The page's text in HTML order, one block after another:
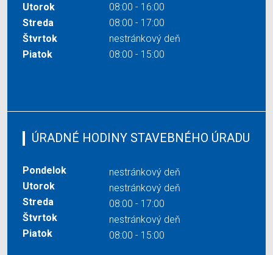
Utorok
08:00 - 16:00
Streda
08:00 - 17:00
Štvrtok
nestránkový deň
Piatok
08:00 - 15:00
ÚRADNÉ HODINY STAVEBNÉHO ÚRADU
Pondelok
nestránkový deň
Utorok
nestránkový deň
Streda
08:00 - 17:00
Štvrtok
nestránkový deň
Piatok
08:00 - 15:00